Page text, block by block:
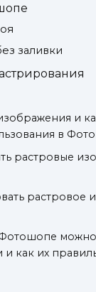
заливки
и
в
растровые
растровое
можно
как их